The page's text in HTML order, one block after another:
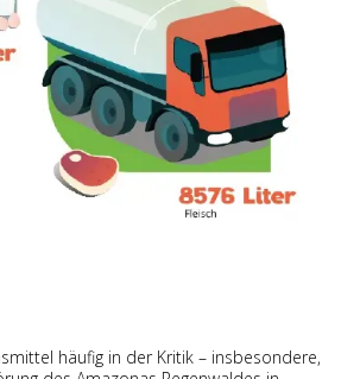
häufig in der Kritik – insbesondere,